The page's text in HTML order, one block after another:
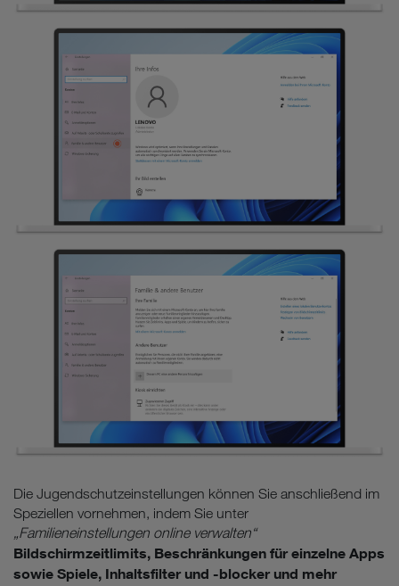
Die Jugendschutzeinstellungen können Sie anschließend im
Speziellen vornehmen, indem Sie unter
„Familieneinstellungen online verwalten“
Bildschirmzeitlimits, Beschränkungen für einzelne Apps
sowie Spiele, Inhaltsfilter und -blocker und mehr